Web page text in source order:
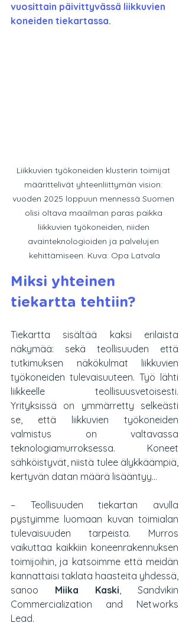
vuosittain päivittyvässä liikkuvien
koneiden tiekartassa.
Liikkuvien työkoneiden klusterin toimijat
määrittelivät yhteenliittymän vision:
vuoden 2025 loppuun mennessä Suomen
olisi oltava maailman paras paikka
liikkuvien työkoneiden, niiden
avainteknologioiden ja palvelujen
kehittämiseen. Kuva: Opa Latvala
Miksi yhteinen
tiekartta tehtiin?
Tiekartta sisältää kaksi erilaista
näkymää: sekä teollisuuden että
tutkimuksen näkökulmat liikkuvien
työkoneiden tulevaisuuteen. Työ lähti
liikkeelle teollisuusvetoisesti.
Yrityksissä on ymmärretty selkeästi
se, että liikkuvien työkoneiden
valmistus on valtavassa
teknologiamurroksessa. Koneet
sähköistyvät, niistä tulee älykkäämpiä,
kertyvän datan määrä lisääntyy…
– Teollisuuden tiekartan avulla
pystyimme luomaan kuvan toimialan
tulevaisuuden tarpeista. Murros
vaikuttaa kaikkiin koneenrakennuksen
toimijoihin, ja katsoimme että meidän
kannattaisi taklata haasteita yhdessä,
sanoo Miika Kaski, Sandvikin
Commercialization and Networks
Lead.